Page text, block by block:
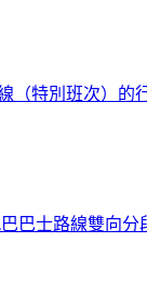
（特別班次）的
巴士路線雙向分